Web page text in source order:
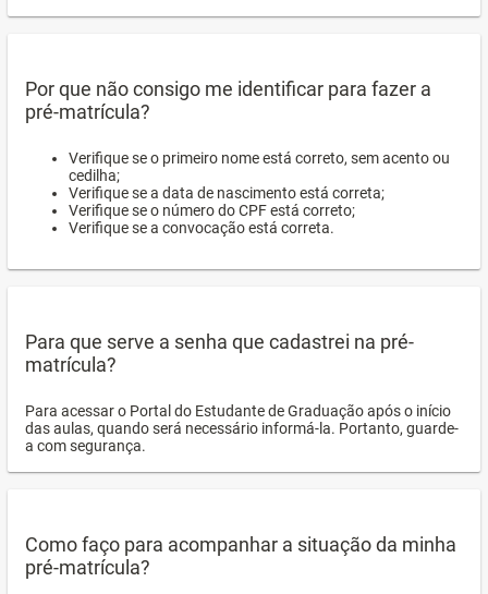
Por que não consigo me identificar para fazer a
pré-matrícula?
Verifique se o primeiro nome está correto, sem acento ou
cedilha;
Verifique se a data de nascimento está correta;
Verifique se o número do CPF está correto;
Verifique se a convocação está correta.
Para que serve a senha que cadastrei na pré-
matrícula?
Para acessar o Portal do Estudante de Graduação após o início
das aulas, quando será necessário informá-la. Portanto, guarde-
a com segurança.
Como faço para acompanhar a situação da minha
pré-matrícula?